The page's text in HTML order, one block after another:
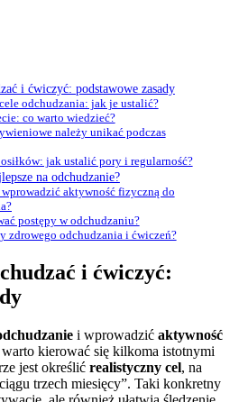
i ćwiczyć: podstawowe zasady
odchudzania: jak je ustalić?
co warto wiedzieć?
należy unikać podczas
jak ustalić pory i regularność?
na odchudzanie?
aktywność fizyczną do
postępy w odchudzaniu?
zdrowego odchudzania i ćwiczeń?
i ćwiczyć:
i wprowadzić aktywność
kierować się kilkoma istotnymi
jest określić realistyczny cel, na
trzech miesięcy”. Taki konkretny